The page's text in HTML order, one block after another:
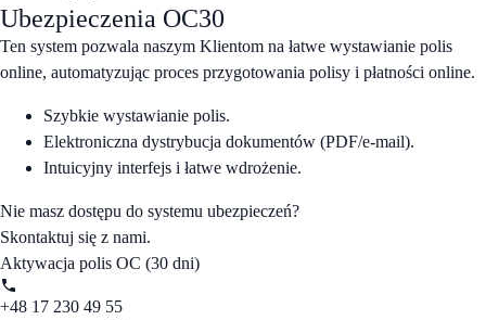
Ubezpieczenia OC30
Ten system pozwala naszym Klientom na łatwe wystawianie polis
online, automatyzując proces przygotowania polisy i płatności online.
Szybkie wystawianie polis.
Elektroniczna dystrybucja dokumentów (PDF/e-mail).
Intuicyjny interfejs i łatwe wdrożenie.
Nie masz dostępu do systemu ubezpieczeń?
Skontaktuj się z nami.
Aktywacja polis OC (30 dni)
+48 17 230 49 55